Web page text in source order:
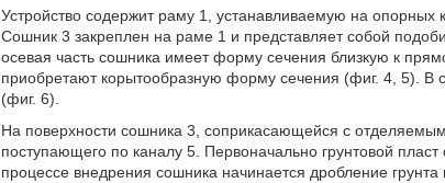
Устройство содержит раму 1, устанавливаемую на
Сошник 3 закреплен на раме 1 и представляет собой
осевая часть сошника имеет форму сечения близкую к
приобретают корытообразную форму сечения (фиг. 4, 5). В
(фиг. 6).
На поверхности сошника 3, соприкасающейся с
поступающего по каналу 5. Первоначально грунтовой
процессе внедрения сошника начинается дробление